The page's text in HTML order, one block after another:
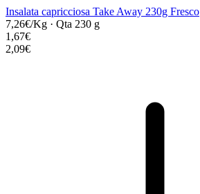
Insalata capricciosa Take Away 230g Fresco
7,26€/Kg · Qta 230 g
1,67€
2,09€